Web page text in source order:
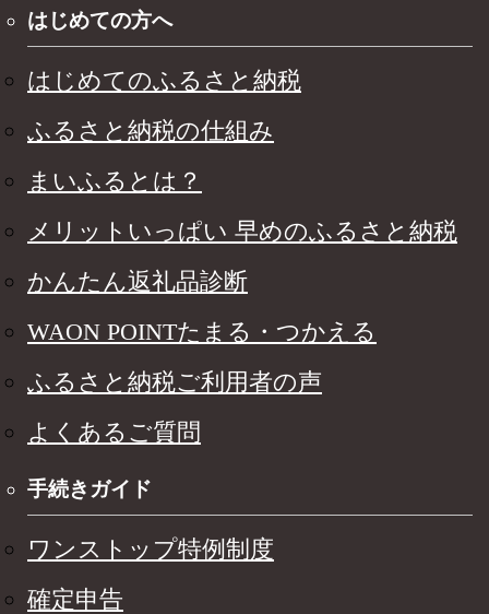
はじめての方へ
はじめてのふるさと納税
ふるさと納税の仕組み
まいふるとは？
メリットいっぱい 早めのふるさと納税
かんたん返礼品診断
WAON POINTたまる・つかえる
ふるさと納税ご利用者の声
よくあるご質問
手続きガイド
ワンストップ特例制度
確定申告